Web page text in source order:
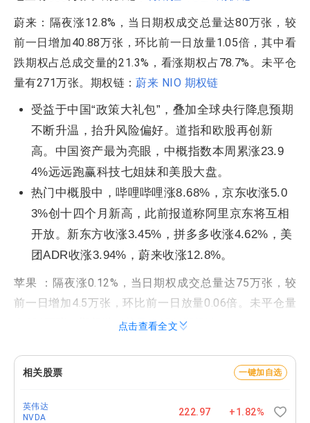
蔚来：隔夜涨12.8%，当日期权成交总量达80万张，较
前一日增加40.88万张，环比前一日放量1.05倍，其中看
跌期权占总成交量的21.3%，看涨期权占78.7%。未平仓
量有271万张。期权链：蔚来 NIO 期权链
受益于中国“政策大礼包”，叠加全球央行降息预期
不断升温，抬升风险偏好。道指和欧股再创新
高。中国资产最为亮眼，中概指数本周累涨23.9
4%远远跑赢科技七姐妹和美股大盘。
热门中概股中，哔哩哔哩涨8.68%，京东收涨5.0
3%创十四个月新高，此前报道称阿里京东将互相
开放。新东方收涨3.45%，拼多多收涨4.62%，美
团ADR收涨3.94%，蔚来收涨12.8%。
苹果 ：隔夜涨0.12%，当日期权成交总量达75万张，较
前一日增加4.5万张，环比前一日放量0.06倍。未平仓量
有601万张。期权链：苹果 AAPL 期权链
张，较前一日减少15.2万张，环比前一日降低0.18倍，
68.26%。未平仓量有156万张。期权链：
阿里巴巴 BABA
点击查看全文
相关股票 一键加自选
英伟达
NVDA
222.97 +1.82%